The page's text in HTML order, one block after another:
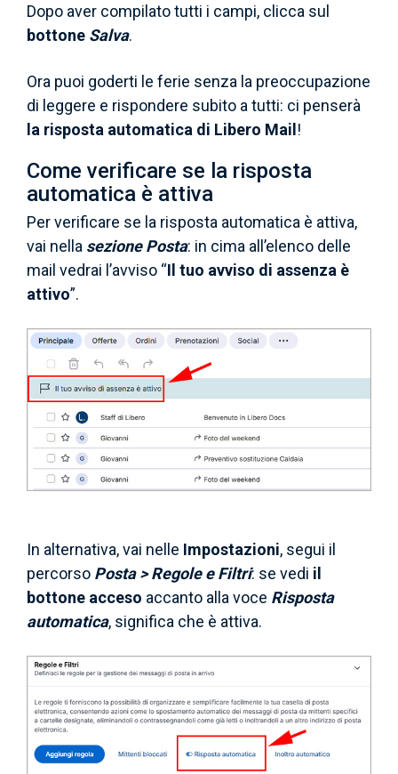
Dopo aver compilato tutti i campi, clicca sul
bottone Salva.
Ora puoi goderti le ferie senza la preoccupazione
di leggere e rispondere subito a tutti: ci penserà
la risposta automatica di Libero Mail!
Come verificare se la risposta
automatica è attiva
Per verificare se la risposta automatica è attiva,
vai nella sezione Posta: in cima all’elenco delle
mail vedrai l’avviso “Il tuo avviso di assenza è
attivo”.
In alternativa, vai nelle Impostazioni, segui il
percorso Posta > Regole e Filtri: se vedi il
bottone acceso accanto allavoce Risposta
automatica, significa che è attiva.